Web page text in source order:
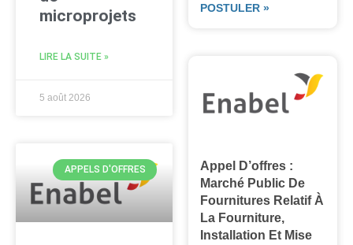
microprojets
LIRE LA SUITE »
5 août 2026
APPELS D'OFFRES
POSTULER »
Appel D’offres :
Marché Public De
Fournitures Relatif À
La Fourniture,
Installation Et Mise